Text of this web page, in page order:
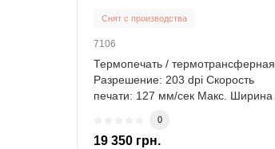
Снят с производства
7106
Термопечать / термотрансферная
Разрешение: 203 dpi Скорость
печати: 127 мм/сек Макс. Ширина
0
19 350 грн.